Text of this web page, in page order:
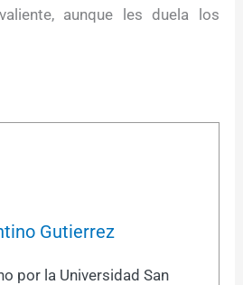
aunque les duela los
Gutierrez
por la Universidad San